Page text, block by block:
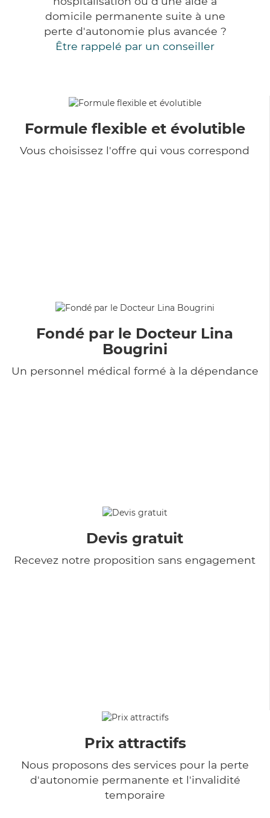
domicile permanente suite à une
perte d'autonomie plus avancée ?
Être rappelé par un conseiller
Formule flexible et évolutible
Vous choisissez l'offre qui vous correspond
Fondé par le Docteur Lina
Bougrini
Un personnel médical formé à la dépendance
Devis gratuit
Recevez notre proposition sans engagement
Prix attractifs
Nous proposons des services pour la perte
d'autonomie permanente et l'invalidité
temporaire